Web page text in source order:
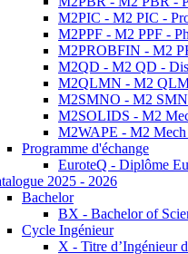
M2PIC - M2 PIC -
M2PPF - M2 PPF -
M2PROBFIN - M2
M2QD - M2 QD -
M2QLMN - M2
M2SMNO - M2
M2SOLIDS - M2
M2WAPE - M2
Programme d'échange
EuroteQ - Diplôme
2025 - 2026
Bachelor
BX - Bachelor of
Cycle Ingénieur
X - Titre d’Ingénieur